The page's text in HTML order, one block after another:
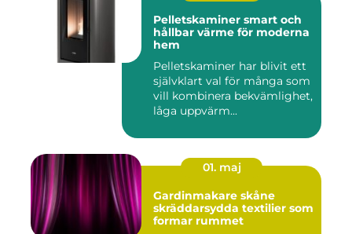
Pelletskaminer smart och
hållbar värme för moderna
hem
Pelletskaminer har blivit ett
självklart val för många som
vill kombinera bekvämlighet,
låga uppvärm...
01. maj
Gardinmakare skåne
skräddarsydda textilier som
formar rummet